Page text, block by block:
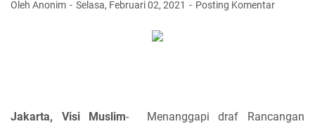
Oleh Anonim Selasa, Februari 02, 2021 Posting Komentar
Jakarta, Visi Muslim- Menanggapi draf Rancangan